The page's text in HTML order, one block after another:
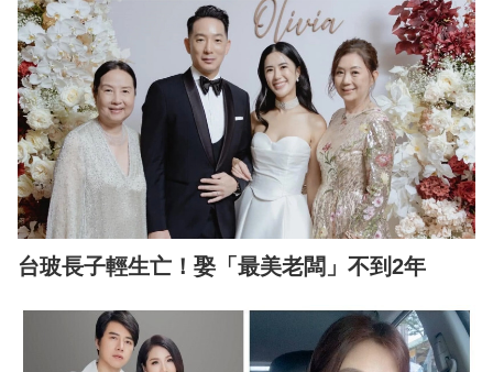
台玻長子輕生亡！娶「最美老闆」不到2年